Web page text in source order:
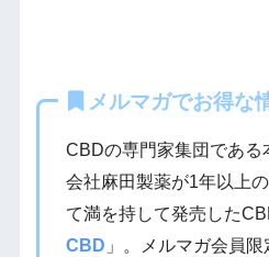
メルマガでお得な
CBDの専門家集団である
会社麻田製薬が1年以上
て満を持して発売した
CBD 」。メルマガ会員